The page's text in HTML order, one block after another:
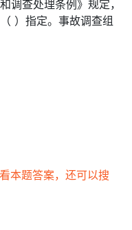
查处理条例》规定，
）指定。事故调查组
本题答案，还可以搜